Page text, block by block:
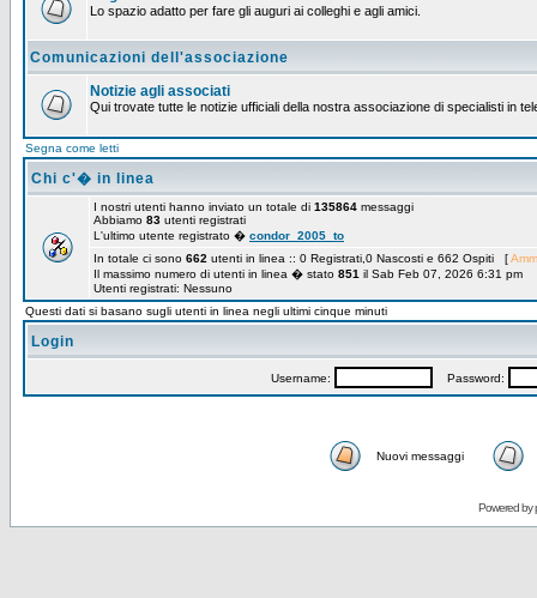
Lo spazio adatto per fare gli auguri ai colleghi e agli amici.
Comunicazioni dell'associazione
Notizie agli associati
Qui trovate tutte le notizie ufficiali della nostra associazione di specialisti in
Segna come letti
Chi c'� in linea
I nostri utenti hanno inviato un totale di 135864 messaggi
Abbiamo 83 utenti registrati
L'ultimo utente registrato � condor_2005_to
In totale ci sono 662 utenti in linea :: 0 Registrati,0 Nascosti e 662 Ospiti [
Il massimo numero di utenti in linea � stato 851 il Sab Feb 07, 2026 6:31 pm
Utenti registrati: Nessuno
Questi dati si basano sugli utenti in linea negli ultimi cinque minuti
Login
Username: Password:
Nuovi messaggi
Powered by